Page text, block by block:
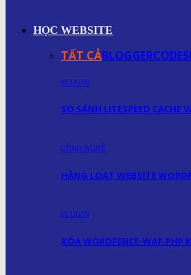
HỌC WEBSITE
TẤT CẢBLOGGERCODE
PLUGIN
SO SÁNH LITESPEED CACHE
CÔNG NGHỆ
HÀNG LOẠT WEBSITE
PLUGIN
XÓA WORDFENCE-WAF.PHP